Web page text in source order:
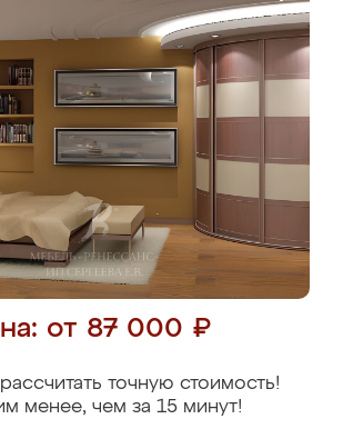
от 87 000 ₽
точную стоимость!
менее, чем за 15 минут!